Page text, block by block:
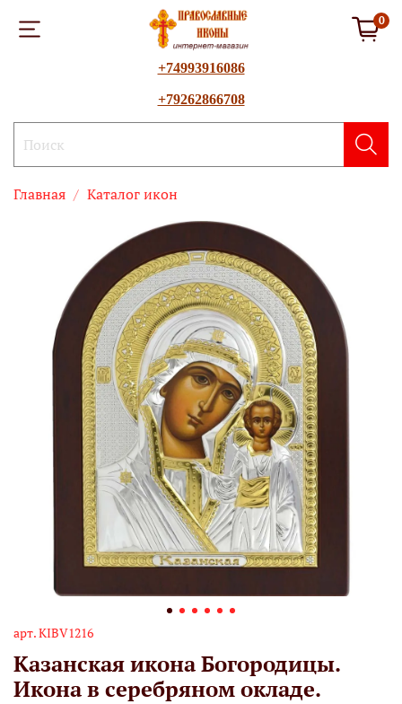
0
+74993916086
+79262866708
Главная Каталог икон
арт.KIBV1216
Казанская икона Богородицы.
Икона в серебряном окладе.